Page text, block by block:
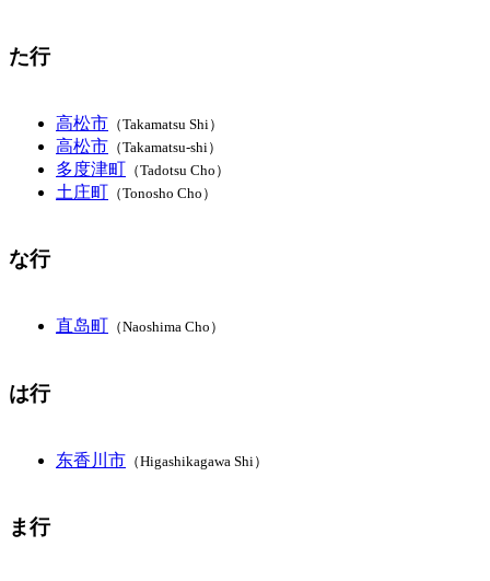
た行
高松市 （Takamatsu Shi）
高松市 （Takamatsu-shi）
多度津町 （Tadotsu Cho）
土庄町 （Tonosho Cho）
な行
直岛町 （Naoshima Cho）
は行
东香川市 （Higashikagawa Shi）
ま行